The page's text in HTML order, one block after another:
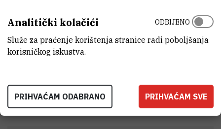
MA
MarijanAhel,dr. sc.
ahel@irb.hr
Analitički kolačići
Služe za praćenje korištenja stranice radi poboljšanja
korisničkog iskustva.
ODBIJENO
PRIHVAĆAM ODABRANO PRIHVAĆAM SVE